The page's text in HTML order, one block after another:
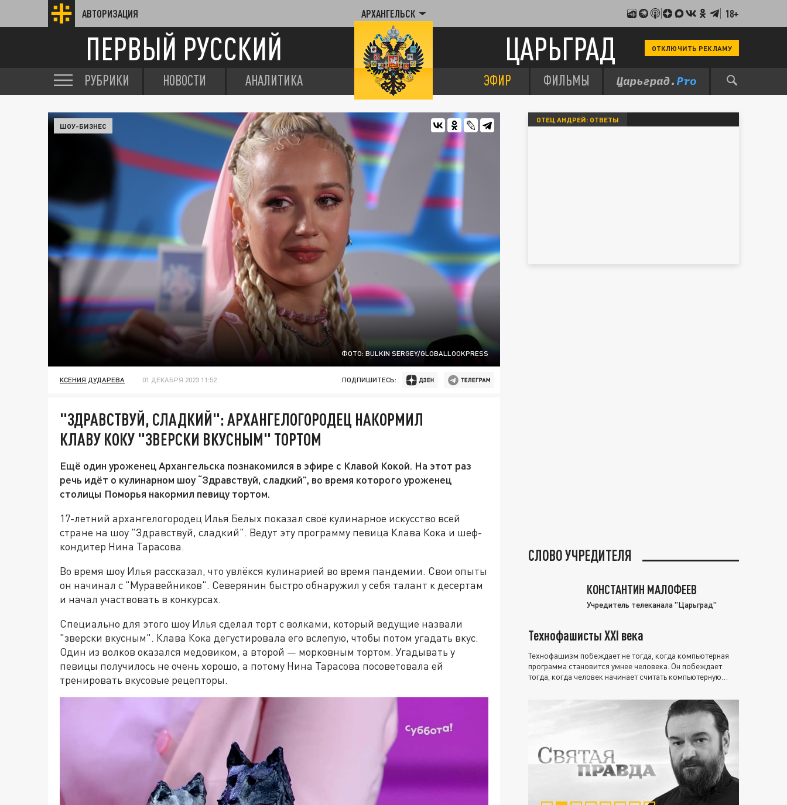
АВТОРИЗАЦИЯ АРХАНГЕЛЬСК 18+
ПЕРВЫЙ РУССКИЙ ЦАРЬГРАД ОТКЛЮЧИТЬ РЕКЛАМУ
РУБРИКИ НОВОСТИ АНАЛИТИКА ЭФИР ФИЛЬМЫ
ФОТО: BULKIN SERGEY/GLOBALLOOKPRESS
ШОУ-БИЗНЕС
КСЕНИЯ ДУДАРЕВА 01 ДЕКАБРЯ 2023 11:52 ПОДПИШИТЕСЬ:
"ЗДРАВСТВУЙ, СЛАДКИЙ": АРХАНГЕЛОГОРОДЕЦ НАКОРМИЛ
КЛАВУ КОКУ "ЗВЕРСКИ ВКУСНЫМ" ТОРТОМ
Ещё один уроженец Архангельска познакомился в эфире с Клавой Кокой. На этот раз
речь идёт о кулинарном шоу “Здравствуй, сладкий”, во время которого уроженец
столицы Поморья накормил певицу тортом.
17-летний архангелогородец Илья Белых показал своё кулинарное искусство всей
стране на шоу "Здравствуй, сладкий". Ведут эту программу певица Клава Кока и шеф-
кондитер Нина Тарасова.
Во время шоу Илья рассказал, что увлёкся кулинарией во время пандемии. Свои опыты
он начинал с "Муравейников". Северянин быстро обнаружил у себя талант к десертам
и начал участвовать в конкурсах.
Специально для этого шоу Илья сделал торт с волками, который ведущие назвали
"зверски вкусным". Клава Кока дегустировала его вслепую, чтобы потом угадать вкус.
Один из волков оказался медовиком, а второй — морковным тортом. Угадывать у
певицы получилось не очень хорошо, а потому Нина Тарасова посоветовала ей
тренировать вкусовые рецепторы.
ОТЕЦ АНДРЕЙ: ОТВЕТЫ
СЛОВО УЧРЕДИТЕЛЯ
КОНСТАНТИН МАЛОФЕЕВ
Учредитель телеканала "Царьград"
Технофашисты XXI века
Технофашизм побеждает не тогда, когда компьютерная
программа становится умнее человека. Он побеждает
тогда, когда человек начинает считать компьютерную